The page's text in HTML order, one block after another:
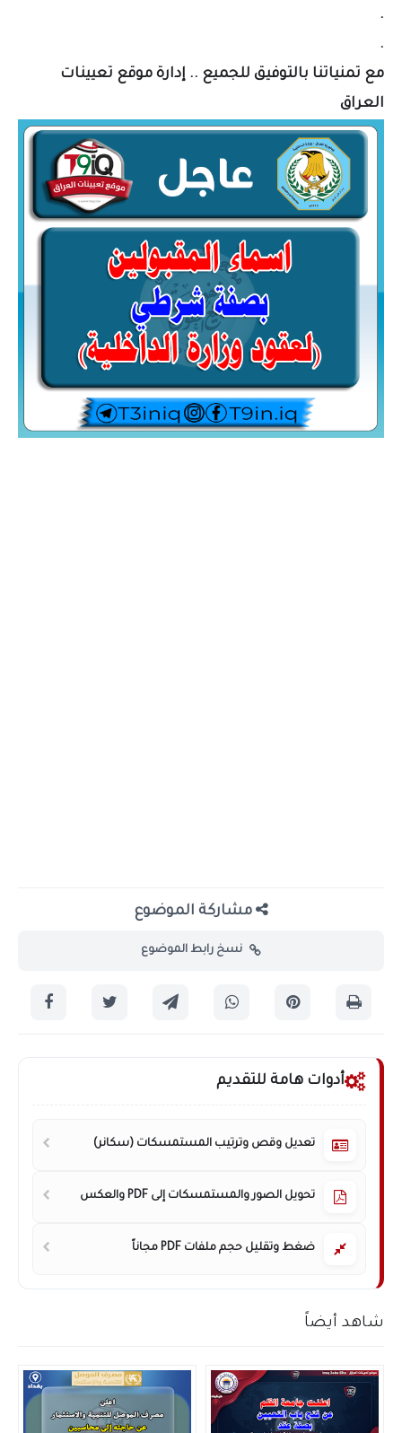
.
.
مع تمنياتنا بالتوفيق للجميع .. إدارة موقع تعيينات
العراق
مشاركة الموضوع
نسخ رابط الموضوع
أدوات هامة للتقديم
تعديل وقص وترتيب المستمسكات (سكانر)
تحويل الصور والمستمسكات إلى PDF والعكس
ضغط وتقليل حجم ملفات PDF مجاناً
شاهد أيضاً